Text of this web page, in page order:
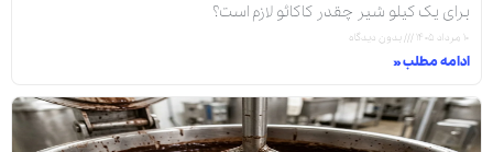
برای یک کیلو شیر چقدر کاکائو لازم است؟
۱۰ مرداد ۱۴۰۵ بدون دیدگاه
ادامه مطلب »